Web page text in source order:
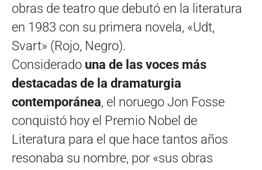
obras de teatro que debutó en la literatura
en 1983 con su primera novela, «Udt,
Svart» (Rojo, Negro).
Considerado una de las voces más
destacadas de la dramaturgia
contemporánea, el noruego Jon Fosse
conquistó hoy el Premio Nobel de
Literatura para el que hace tantos años
resonaba su nombre, por «sus obras